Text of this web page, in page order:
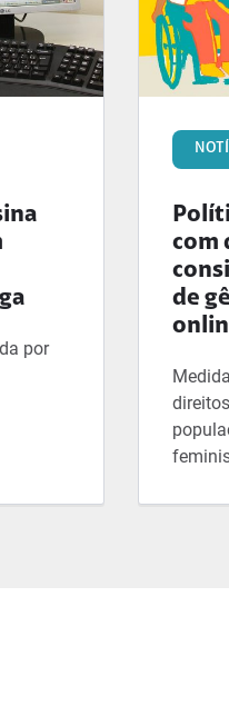
por
com
de